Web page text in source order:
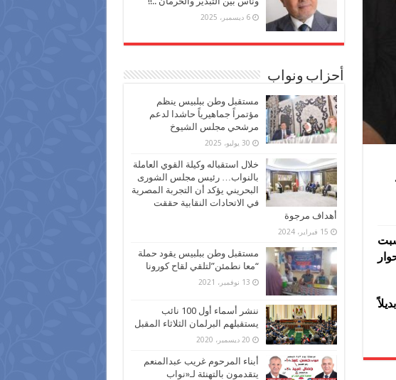
6 ديسمبر، 2025
أحزاب ونواب
مستقبل وطن ببلبيس ينظم
مؤتمراً جماهيرياً حاشدا لدعم
مرشحي مجلس الشيوخ
30 يوليو، 2025
خلال استقباله وكيلة القوي العاملة
بالنواب… رئيس مجلس الشورى
البحريني يؤكد أن التجربة المصرية
في الاتحادات النقابية حققت
أهداف مرجوة
15 فبراير، 2024
مستقبل وطن ببلبيس يقود حملة
“معا نطمئن”لتلقي لقاح كورونا
13 نوفمبر، 2021
ننشر أسماء أول 100 نائب
يستقبلهم البرلمان الثلاثاء المقبل
20 ديسمبر، 2020
أبناء المرحوم غريب عبدالمنعم
يتقدمون بالتهنئة لـ«نواب